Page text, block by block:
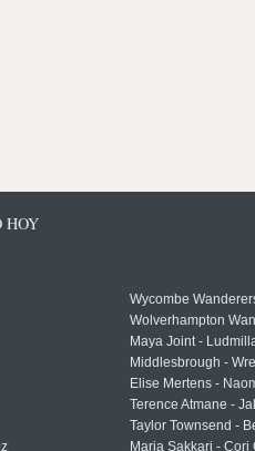
HOY
Wycombe
Wolverhampton
Maya Joint -
Middlesbrough -
Elise Mertens -
Terence Atmane -
Taylor Townsend -
Maria Sakkari - Cori